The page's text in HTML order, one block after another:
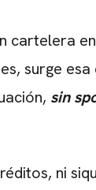
cartelera
surge esa
sin
ni